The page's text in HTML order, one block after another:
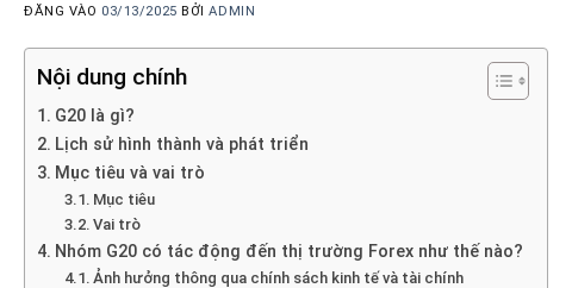
ĐĂNG VÀO 03/13/2025 BỞIADMIN
Nội dung chính
G20 là gì?
Lịch sử hình thành và phát triển
Mục tiêu và vai trò
Mục tiêu
Vai trò
Nhóm G20 có tác động đến thị trường Forex như thế nào?
Ảnh hưởng thông qua chính sách kinh tế và tài chính